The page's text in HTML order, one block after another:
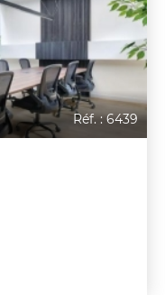
Réf. : 6439